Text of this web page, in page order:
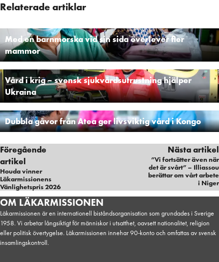
Relaterade artiklar
Med en barnmorska vid sin sida överlever fler
mammor
Vård i krig – svensk sjukvårdsutrustning hjälper
Ukraina
Dubbla gåvor från Atea ger livsviktig vård i Kongo
Föregående
artikel
Houda vinner
Läkarmissionens
Vänlighetspris 2026
Nästa artikel
”Vi fortsätter även när
det är svårt” – Illiassou
berättar om vårt arbete
i Niger
Företag, Hälsa
OM LÄKARMISSIONEN
Läkarmissionen är en internationell biståndsorganisation som grundades i Sverige
1958. Vi arbetar långsiktigt för människor i utsatthet, oavsett nationalitet, religion
eller politisk övertygelse. Läkarmissionen innehar 90-konto och omfattas av svensk
insamlingskontroll.